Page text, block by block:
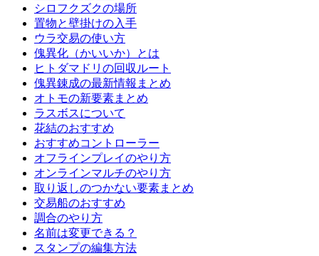
シロフクズクの場所
置物と壁掛けの入手
ウラ交易の使い方
傀異化（かいいか）とは
ヒトダマドリの回収ルート
傀異錬成の最新情報まとめ
オトモの新要素まとめ
ラスボスについて
花結のおすすめ
おすすめコントローラー
オフラインプレイのやり方
オンラインマルチのやり方
取り返しのつかない要素まとめ
交易船のおすすめ
調合のやり方
名前は変更できる？
スタンプの編集方法